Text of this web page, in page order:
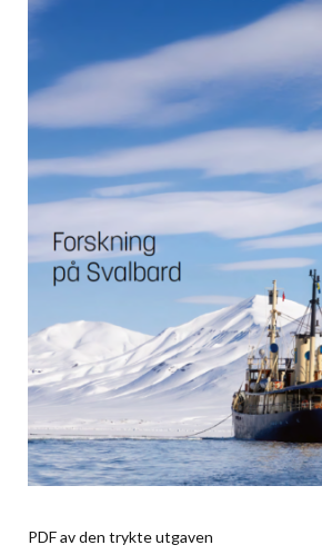
PDF av den trykte utgaven